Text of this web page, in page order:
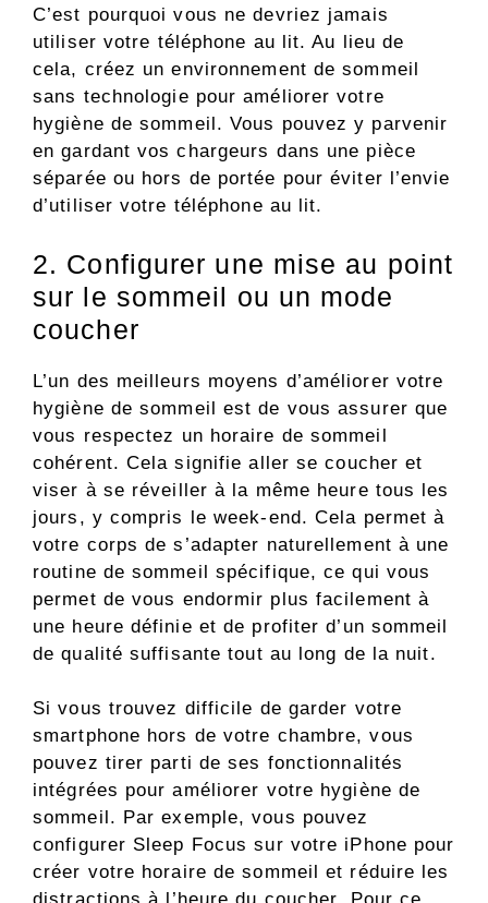
C’est pourquoi vous ne devriez jamais
utiliser votre téléphone au lit. Au lieu de
cela, créez un environnement de sommeil
sans technologie pour améliorer votre
hygiène de sommeil. Vous pouvez y parvenir
en gardant vos chargeurs dans une pièce
séparée ou hors de portée pour éviter l’envie
d’utiliser votre téléphone au lit.
2. Configurer une mise au point
sur le sommeil ou un mode
coucher
L’un des meilleurs moyens d’améliorer votre
hygiène de sommeil est de vous assurer que
vous respectez un horaire de sommeil
cohérent. Cela signifie aller se coucher et
viser à se réveiller à la même heure tous les
jours, y compris le week-end. Cela permet à
votre corps de s’adapter naturellement à une
routine de sommeil spécifique, ce qui vous
permet de vous endormir plus facilement à
une heure définie et de profiter d’un sommeil
de qualité suffisante tout au long de la nuit.
Si vous trouvez difficile de garder votre
smartphone hors de votre chambre, vous
pouvez tirer parti de ses fonctionnalités
intégrées pour améliorer votre hygiène de
sommeil. Par exemple, vous pouvez
configurer Sleep Focus sur votre iPhone pour
créer votre horaire de sommeil et réduire les